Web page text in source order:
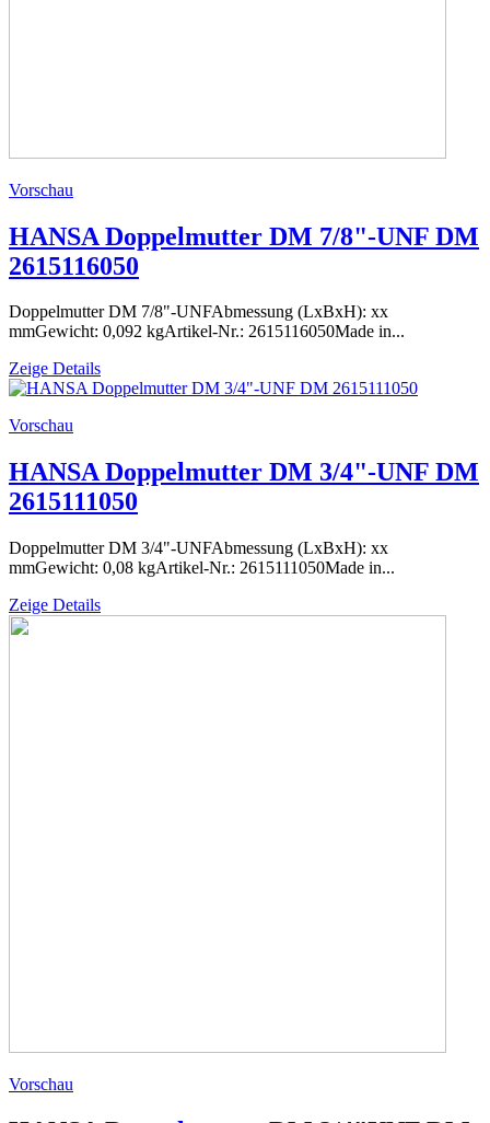
Vorschau
HANSA Doppelmutter DM 7/8"-UNF DM
2615116050
Doppelmutter DM 7/8"-UNFAbmessung (LxBxH): xx
mmGewicht: 0,092 kgArtikel-Nr.: 2615116050Made in...
Zeige Details
Vorschau
HANSA Doppelmutter DM 3/4"-UNF DM
2615111050
Doppelmutter DM 3/4"-UNFAbmessung (LxBxH): xx
mmGewicht: 0,08 kgArtikel-Nr.: 2615111050Made in...
Zeige Details
Vorschau